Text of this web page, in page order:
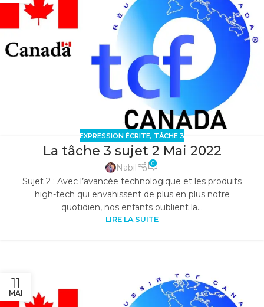
EXPRESSION ÉCRITE, TÂCHE 3
La tâche 3 sujet 2 Mai 2022
Nabil 0
Sujet 2 : Avec l’avancée technologique et les produits
high-tech qui envahissent de plus en plus notre
quotidien, nos enfants oublient la...
LIRE LA SUITE
11
MAI